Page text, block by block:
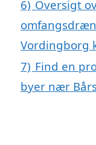
6) Oversigt
Vordingborg
7) Find en
byer nær